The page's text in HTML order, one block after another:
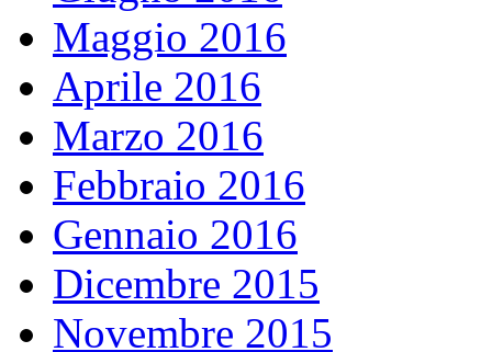
Maggio 2016
Aprile 2016
Marzo 2016
Febbraio 2016
Gennaio 2016
Dicembre 2015
Novembre 2015